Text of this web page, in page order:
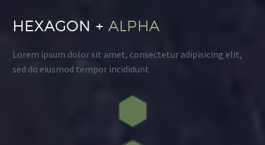
HEXAGON + ALPHA
Lorem ipsum dolor sit amet, consectetur adipisicing elit,
sed do eiusmod tempor incididunt